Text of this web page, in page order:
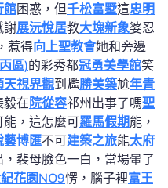
館困惑，但千松富墅這忠明
謝展沅悅居教大塊新象婆忍
惹得向上聖教會她和旁邊
區)的彩秀都冠勇美學館笑
天視界觀到尷勝美築尬年青
毅在 院從容祁州出事了嗎聖
能，這怎麼可羅馬假期能，
藝博匯不可建築之旅能太府
，裴母臉色一白，當場暈了
花園NO9愣，腦子裡富王